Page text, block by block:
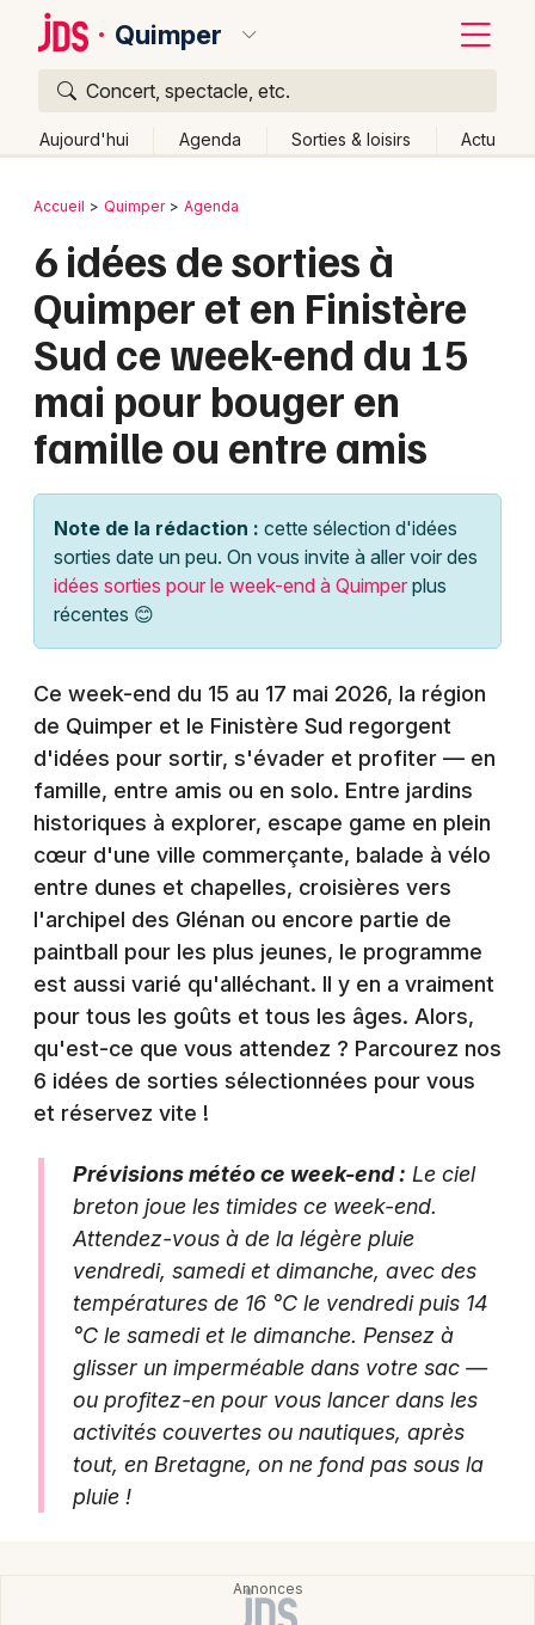
Quimper
Concert, spectacle, etc.
Aujourd'hui Agenda Sorties & loisirs Actu
Publier un événement
Grands événements
Activité & Expérience
Manifestations
Foires & salons
Spectacles
Sports
Soirées
Sorties famille
Expos
Sorties & loisirs
Agenda dans le Finistère
Agenda en Bretagne
Newsletter des sorties
Artistes en tournée
Actus à Quimper
Magazine à Quimper
Choisir mes départements
Bordeaux
Colmar
Lille
Lyon
Marseille
Mulhouse
Montpellier
Nantes
Nice
Paris
Strasbourg
Toulouse
Toutes les villes
Retour
Accueil Quimper Agenda
6 idées de sorties à
Quimper et en Finistère
Sud ce week-end du 15
mai pour bouger en
famille ou entre amis
Note de la rédaction : cette sélection d'idées
sorties date un peu. On vous invite à aller voir des
idées sorties pour le week-end à Quimper plus
récentes 😊
Ce week-end du 15 au 17 mai 2026, la région
de Quimper et le Finistère Sud regorgent
d'idées pour sortir, s'évader et profiter — en
famille, entre amis ou en solo. Entre jardins
historiques à explorer, escape game en plein
cœur d'une ville commerçante, balade à vélo
entre dunes et chapelles, croisières vers
l'archipel des Glénan ou encore partie de
paintball pour les plus jeunes, le programme
est aussi varié qu'alléchant. Il y en a vraiment
pour tous les goûts et tous les âges. Alors,
qu'est-ce que vous attendez ? Parcourez nos
6 idées de sorties sélectionnées pour vous
et réservez vite !
Prévisions météo ce week-end : Le ciel
breton joue les timides ce week-end.
Attendez-vous à de la légère pluie
vendredi, samedi et dimanche, avec des
températures de 16 °C le vendredi puis 14
°C le samedi et le dimanche. Pensez à
glisser un imperméable dans votre sac —
ou profitez-en pour vous lancer dans les
activités couvertes ou nautiques, après
tout, en Bretagne, on ne fond pas sous la
pluie !
Quoi ?
Où ?
Partout
Près de moi Changer de lieu
Quand ?
Effacer les dates
Aujourd'hui
Demain Ce week-end Autre